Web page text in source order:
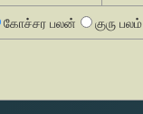
கோச்சர பலன் குரு பலம்